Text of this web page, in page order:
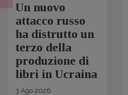
Un nuovo
attacco russo
ha distrutto un
terzo della
produzione di
libri in Ucraina
3 Ago 2026